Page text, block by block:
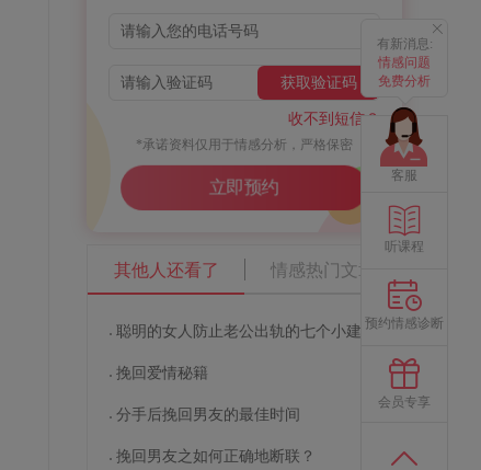
获取验证码
收不到短信？
*承诺资料仅用于情感分析，严格保密
立即预约
其他人还看了 情感热门文章
聪明的女人防止老公出轨的七个小建议
挽回爱情秘籍
分手后挽回男友的最佳时间
挽回男友之如何正确地断联？
有新消息:
情感问题
免费分析
客服
听课程
预约情感诊断
会员专享